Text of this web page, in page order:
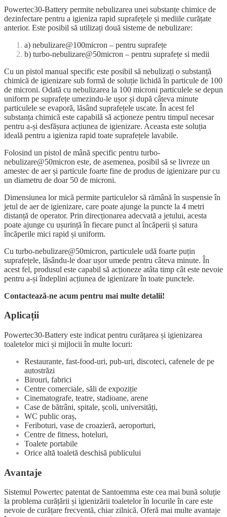
Powertec30-Battery permite nebulizarea unei substanțe chimice de
dezinfectare pentru a igieniza rapid suprafețele și mediile curățate
anterior. Este posibil să utilizați două sisteme de nebulizare:
a) nebulizare@100micron – pentru suprafețe
b) turbo-nebulizare@50micron – pentru suprafețe si medii
Cu un pistol manual specific este posibil să nebulizați o substanță
chimică de igienizare sub formă de soluție lichidă în particule de 100
de microni. Odată cu nebulizarea la 100 microni particulele se depun
uniform pe suprafețe umezindu-le ușor și după câteva minute
particulele se evaporă, lăsând suprafețele uscate. În acest fel
substanța chimică este capabilă să acționeze pentru timpul necesar
pentru a-și desfășura acțiunea de igienizare. Aceasta este soluția
ideală pentru a igieniza rapid toate suprafețele lavabile.
Folosind un pistol de mână specific pentru turbo-
nebulizare@50micron este, de asemenea, posibil să se livreze un
amestec de aer și particule foarte fine de produs de igienizare pur cu
un diametru de doar 50 de microni.
Dimensiunea lor mică permite particulelor să rămână în suspensie în
jetul de aer de igienizare, care poate ajunge la puncte la 4 metri
distanță de operator. Prin direcționarea adecvată a jetului, acesta
poate ajunge cu ușurință în fiecare punct al încăperii și satura
încăperile mici rapid și uniform.
Cu turbo-nebulizare@50micron, particulele udă foarte puțin
suprafețele, lăsându-le doar ușor umede pentru câteva minute. În
acest fel, produsul este capabil să acționeze atâta timp cât este nevoie
pentru a-și îndeplini acțiunea de igienizare în toate punctele.
Contactează-ne acum pentru mai multe detalii!
Aplicații
Powertec30-Battery este indicat pentru curățarea și igienizarea
toaletelor mici și mijlocii în multe locuri:
Restaurante, fast-food-uri, pub-uri, discoteci, cafenele de pe
autostrăzi
Birouri, fabrici
Centre comerciale, săli de expoziție
Cinematografe, teatre, stadioane, arene
Case de bătrâni, spitale, școli, universități,
WC public oraș,
Feriboturi, vase de croazieră, aeroporturi,
Centre de fitness, hoteluri,
Toalete portabile
Orice altă toaletă deschisă publicului
Avantaje
Sistemul Powertec patentat de Santoemma este cea mai bună soluție
la problema curățării și igienizării toaletelor în locurile în care este
nevoie de curățare frecventă, chiar zilnică. Oferă mai multe avantaje